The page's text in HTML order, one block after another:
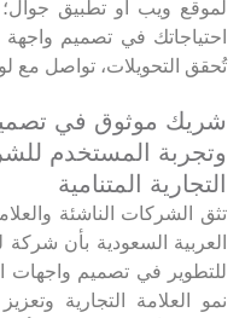
لموقع ويب أو تطبيق جوال؛
احتياجاتك في تصميم
تُحقق التحويلات، تواصل مع
شريك موثوق في
وتجربة المستخدم
التجارية المتنامية
تثق الشركات الناشئة
العربية السعودية بأن شركة
للتطوير في تصميم واجهات
نمو العلامة التجارية